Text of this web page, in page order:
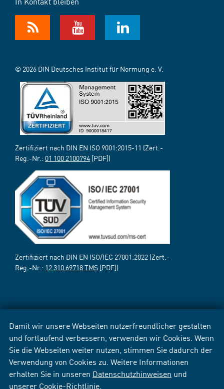
Damit wir unsere Webseiten nutzerfreundlicher gestalten
und fortlaufend verbessern, verwenden wir Cookies. Wenn
Sie die Webseiten weiter nutzen, stimmen Sie dadurch der
Verwendung von Cookies zu. Weitere Informationen
erhalten Sie in unseren Datenschutzhinweisen und
unserer Cookie-Richtlinie
© 2026 DIN Deutsches Institut für Normung e. V.
Zertifiziert nach DIN EN ISO 9001:2015-11 (Zert.-
Reg.-Nr.: 01 100 2100794 [PDF])
Zertifiziert nach DIN EN ISO/IEC 27001:2022 (Zert.-
Reg.-Nr.: 12 310 69718 TMS [PDF])